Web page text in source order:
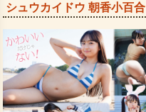
シュウカイドウ 朝香小百合